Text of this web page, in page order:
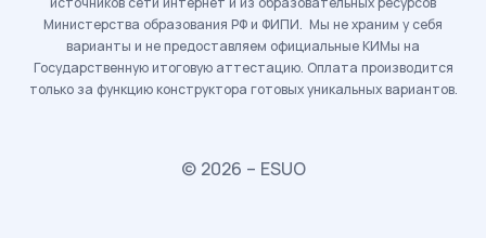
Министерства образования РФ и ФИПИ. Мы не храним у себя
варианты и не предоставляем официальные КИМы на
Государственную итоговую аттестацию. Оплата производится
только за функцию конструктора готовых уникальных вариантов.
© 2026 – ESUO